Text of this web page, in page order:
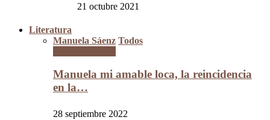
21 octubre 2021
Literatura
Manuela Sáenz Todos
Manuela mi amable loca, la reincidencia
en la…
28 septiembre 2022